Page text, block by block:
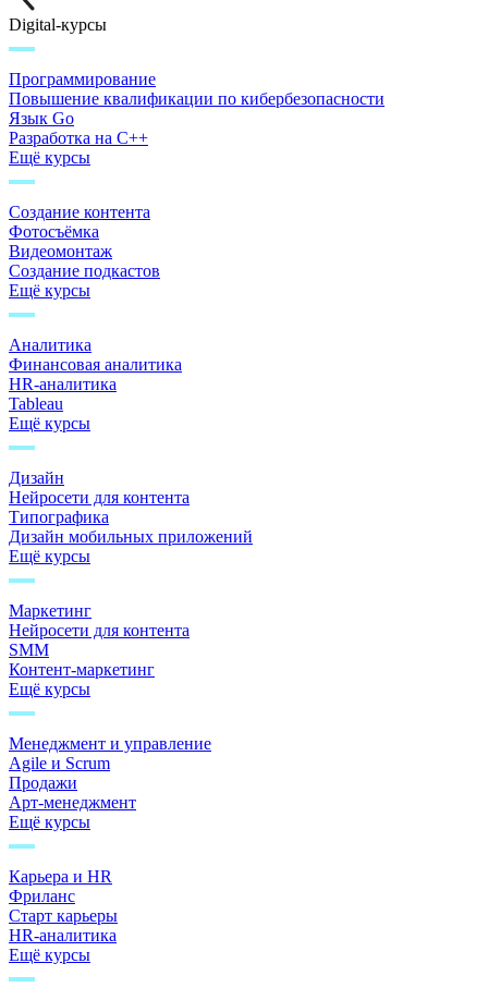
Digital-курсы
Программирование
Повышение квалификации по кибербезопасности
Язык Go
Разработка на C++
Ещё курсы
Создание контента
Фотосъёмка
Видеомонтаж
Создание подкастов
Ещё курсы
Аналитика
Финансовая аналитика
HR-аналитика
Tableau
Ещё курсы
Дизайн
Нейросети для контента
Типографика
Дизайн мобильных приложений
Ещё курсы
Маркетинг
Нейросети для контента
SMM
Контент-маркетинг
Ещё курсы
Менеджмент и управление
Agile и Scrum
Продажи
Арт-менеджмент
Ещё курсы
Карьера и HR
Фриланс
Старт карьеры
HR-аналитика
Ещё курсы